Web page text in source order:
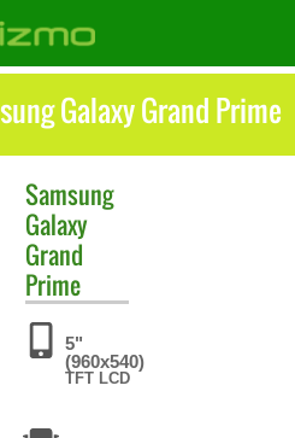
Galaxy Grand Prime
Samsung
Galaxy
Grand
Prime
5"
(960x540)
TFT LCD